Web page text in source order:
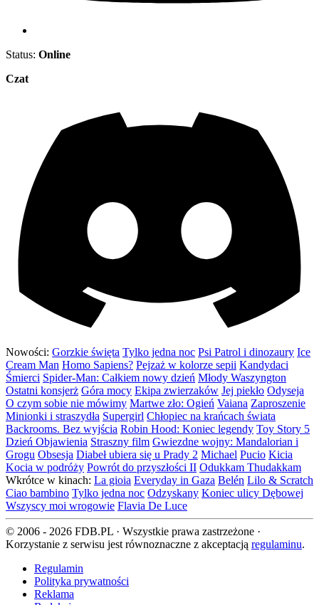
Status: Online
Czat
Nowości: Gorzkie święta Tylko jedna noc Psi Patrol i dinozaury Ice
Cream Man Homo Sapiens? Pejzaż w kolorze sepii Kandydaci
Śmierci Spider-Man: Całkiem nowy dzień Młody Waszyngton
Ostatni konsjerż Góra mocy Ekipa zwierzaków Jej piekło Odyseja
O czym sobie nie mówimy Martwe zło: Ogień Vaiana Zaproszenie
Minionki i straszydła Supergirl Chłopiec na krańcach świata
Backrooms. Bez wyjścia Robin Hood: Koniec legendy Toy Story 5
Dzień Objawienia Straszny film Gwiezdne wojny: Mandalorian i
Grogu Obsesja Diabeł ubiera się u Prady 2 Michael Pucio Kicia
Kocia w podróży Powrót do przyszłości II Odukkam Thudakkam
Wkrótce w kinach: La gioia Everyday in Gaza Belén Lilo & Scratch
Ciao bambino Tylko jedna noc Odzyskany Koniec ulicy Dębowej
Wszyscy moi wrogowie Flavia De Luce
© 2006 - 2026 FDB.PL · Wszystkie prawa zastrzeżone ·
Korzystanie z serwisu jest równoznaczne z akceptacją regulaminu.
Regulamin
Polityka prywatności
Reklama